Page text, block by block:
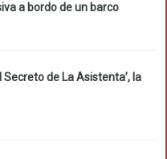
a bordo de un barco
Secreto de La Asistenta’, la